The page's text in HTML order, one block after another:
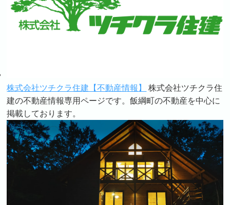
株式会社ツチクラ住建【不動産情報】
株式会社ツチクラ住
建の不動産情報専用ページです。飯綱町の不動産を中心に
掲載しております。